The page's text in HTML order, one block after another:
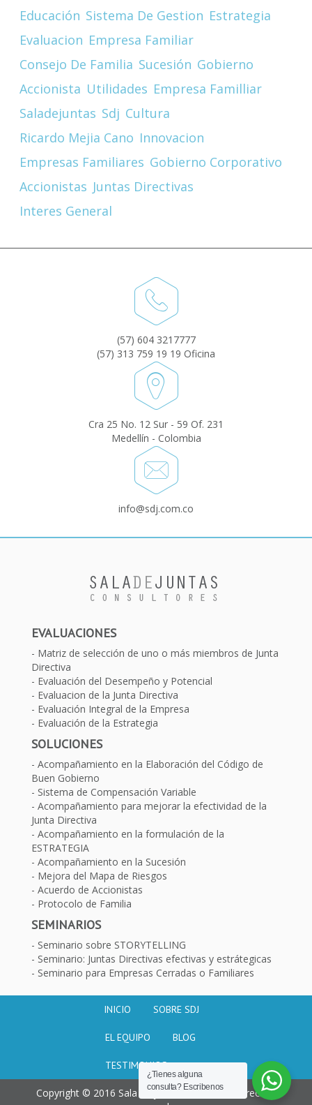
Educación Sistema De Gestion Estrategia
Evaluacion Empresa Familiar
Consejo De Familia Sucesión Gobierno
Accionista Utilidades Empresa Familliar
Saladejuntas Sdj Cultura
Ricardo Mejia Cano Innovacion
Empresas Familiares Gobierno Corporativo
Accionistas Juntas Directivas
Interes General
(57) 604 3217777
(57) 313 759 19 19 Oficina
Cra 25 No. 12 Sur - 59 Of. 231
Medellín - Colombia
info@sdj.com.co
EVALUACIONES
Matriz de selección de uno o más miembros de Junta
Directiva
Evaluación del Desempeño y Potencial
Evaluacion de la Junta Directiva
Evaluación Integral de la Empresa
Evaluación de la Estrategia
SOLUCIONES
Acompañamiento en la Elaboración del Código de
Buen Gobierno
Sistema de Compensación Variable
Acompañamiento para mejorar la efectividad de la
Junta Directiva
Acompañamiento en la formulación de la
ESTRATEGIA
Acompañamiento en la Sucesión
Mejora del Mapa de Riesgos
Acuerdo de Accionistas
Protocolo de Familia
SEMINARIOS
Seminario sobre STORYTELLING
Seminario: Juntas Directivas efectivas y estrátegicas
Seminario para Empresas Cerradas o Familiares
INICIO SOBRE SDJ
EL EQUIPO BLOG
TESTIMONIOS
Copyright © 2016 Sala de juntas. Todos los derechos
¿Tienes alguna
consulta? Escribenos